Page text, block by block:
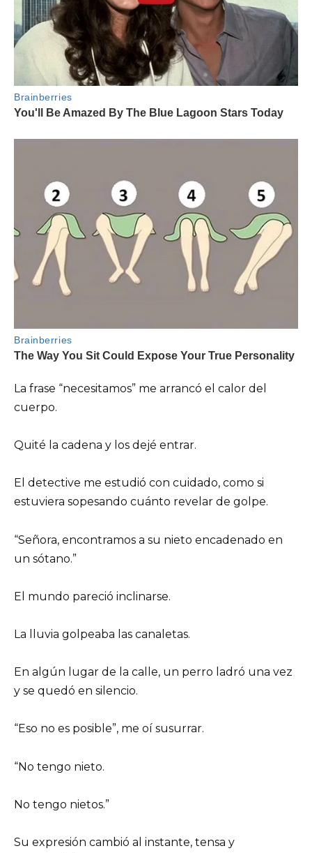
La frase “necesitamos” me arrancó el calor del
cuerpo.
Quité la cadena y los dejé entrar.
El detective me estudió con cuidado, como si
estuviera sopesando cuánto revelar de golpe.
“Señora, encontramos a su nieto encadenado en
un sótano.”
El mundo pareció inclinarse.
La lluvia golpeaba las canaletas.
En algún lugar de la calle, un perro ladró una vez
y se quedó en silencio.
“Eso no es posible”, me oí susurrar.
“No tengo nieto.
No tengo nietos.”
Su expresión cambió al instante, tensa y